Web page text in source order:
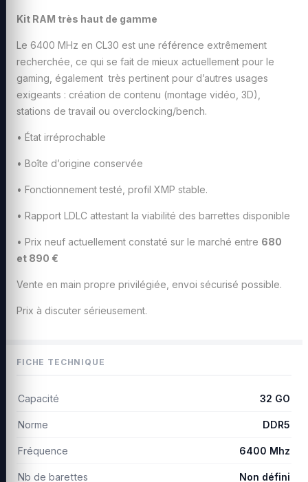
Kit RAM très haut de gamme
Le 6400 MHz en CL30 est une référence extrêmement
recherchée, ce qui se fait de mieux actuellement pour le
gaming, également très pertinent pour d’autres usages
exigeants : création de contenu (montage vidéo, 3D),
stations de travail ou overclocking/bench.
• État irréprochable
• Boîte d’origine conservée
• Fonctionnement testé, profil XMP stable.
• Rapport LDLC attestant la viabilité des barrettes disponible
• Prix neuf actuellement constaté sur le marché entre 680
et 890 €
Vente en main propre privilégiée, envoi sécurisé possible.
Prix à discuter sérieusement.
FICHE TECHNIQUE
Capacité 32 GO
Norme DDR5
Fréquence 6400 Mhz
Nb de barettes Non défini